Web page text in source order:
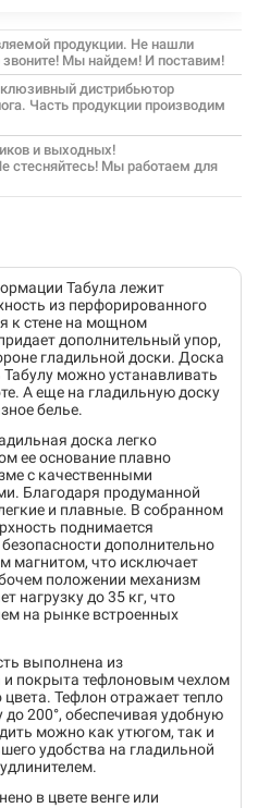
продукции. Не нашли
звоните! Мы найдем! И поставим!
дистрибьютор
Часть продукции производим
и выходных!
стесняйтесь! Мы работаем для
Табула лежит
из перфорированного
к стене на мощном
дополнительный упор,
гладильной доски. Доска
Табулу можно устанавливать
А еще на гладильную доску
белье.
доска легко
ее основание плавно
с качественными
Благодаря продуманной
и плавные. В собранном
поднимается
дополнительно
магнитом, что исключает
положении механизм
нагрузку до 35 кг, что
на рынке встроенных
выполнена из
и покрыта тефлоновым чехлом
Тефлон отражает тепло
200°, обеспечивая удобную
можно как утюгом, так и
удобства на гладильной
в цвете венге или